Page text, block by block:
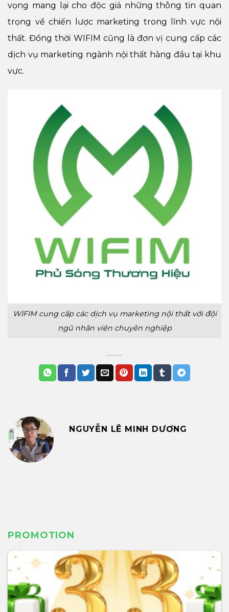
vọng mang lại cho độc giả những thông tin quan
trọng về chiến lược marketing trong lĩnh vực nội
thất. Đồng thời WIFIM cũng là đơn vị cung cấp các
dịch vụ marketing ngành nội thất hàng đầu tại khu
vực.
WIFIM cung cấp các dịch vụ marketing nội thất với đội
ngũ nhân viên chuyên nghiệp
NGUYỄN LÊ MINH DƯƠNG
PROMOTION